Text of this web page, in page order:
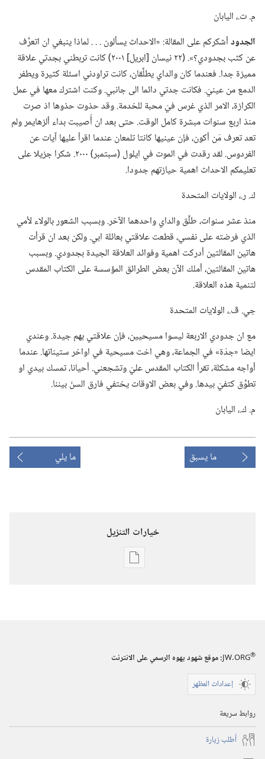
م.‏ ت.‏،‏ اليابان
الجدودأشكركم على المقالة:‏ «الاحداث يسألون .‏ .‏ .‏ لماذا ينبغي ان اتعرَّف
عن كثب بجدودي؟‏».‏ (‏٢٢ نيسان [ابريل] ٢٠٠١)‏ كانت تربطني بجدتي علاقة
مميزة جدا.‏ فعندما كان والداي يطلِّقان،‏ كانت تراودني اسئلة كثيرة ويطفر
الدمع من عينيّ.‏ فكانت جدتي دائما الى جانبي.‏ وكنت اشترك معها في عمل
الكرازة،‏ الامر الذي غرس فيّ محبة للخدمة.‏ وقد حذوت حذوها اذ صرت
منذ اربع سنوات مبشرة كامل الوقت.‏ حتى بعد ان أُصيبت بداء ألزهايمر ولم
تعد تعرف مَن أكون،‏ فإن عينيها كانتا تلمعان عندما اقرأ عليها آيات عن
الفردوس.‏ لقد رقدت في الموت في ايلول (‏سبتمبر)‏ ٢٠٠٠.‏ شكرا جزيلا على
تعليمكم الاحداث اهمية حيازتهم جدودا.‏
ك.‏ ر.‏،‏ الولايات المتحدة
منذ عشر سنوات،‏ طلَّق والداي واحدهما الآخر.‏ وبسبب الشعور بالولاء لأمي
الذي فرضته على نفسي،‏ قطعت علاقتي بعائلة ابي.‏ ولكن بعد ان قرأت
هاتين المقالتين أدركت اهمية وفوائد العلاقة الجيدة بجدودي.‏ وبسبب
هاتين المقالتين،‏ أملك الآن بعض الطرائق المؤسسة على الكتاب المقدس
لتنمية هذه العلاقة.‏
جي.‏ ڤ.‏،‏ الولايات المتحدة
مع ان جدودي الاربعة ليسوا مسيحيين،‏ فإن علاقتي بهم جيدة.‏ وعندي
ايضا «جدّة» في الجماعة،‏ وهي اخت مسيحية في اواخر ستيناتها.‏ عندما
أواجه مشكلة،‏ تقرأ الكتاب المقدس عليّ وتشجعني.‏ أحيانا،‏ تمسك بيدي او
تطوِّق كتفيّ بيدها.‏ وفي بعض الاوقات يختفي فارق السنّ بيننا.‏
م.‏ ك.‏،‏ اليابان
ما يسبق ما يلي
خيارات التنزيل
خيارات
‎٢٠٠١
JW.ORG®
:‏ موقع شهود يهوه الرسمي على الانترنت
إعدادات المظهر
روابط سريعة
أُطلب زيارة